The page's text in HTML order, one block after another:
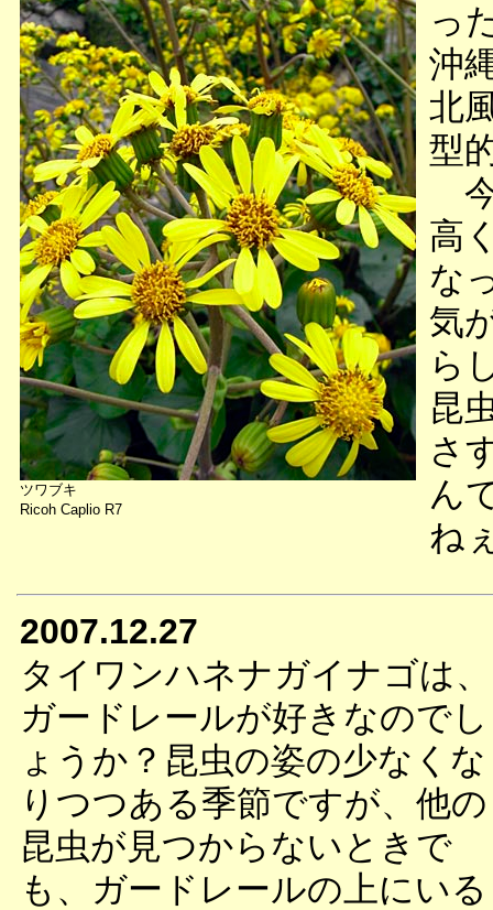
ツワブキ
Ricoh Caplio R7
っ
沖
北
型
今
高
な
気
ら
昆
さ
ん
ね
2007.12.27
タイワンハネナガイナゴは、
ガードレールが好きなのでし
ょうか？昆虫の姿の少なくな
りつつある季節ですが、他の
昆虫が見つからないときで
も、ガードレールの上にいる